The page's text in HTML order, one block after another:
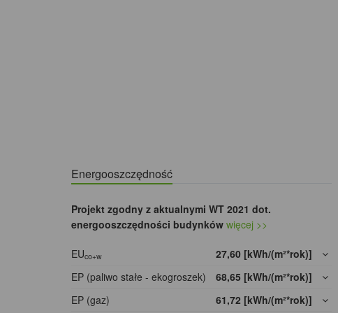
Energooszczędność
Projekt zgodny z aktualnymi WT 2021 dot.
energooszczędności budynków więcej >>
EUco+w
27,60 [kWh/(m²*rok)]
EP (paliwo stałe - ekogroszek)
68,65 [kWh/(m²*rok)]
EP (gaz)
61,72 [kWh/(m²*rok)]